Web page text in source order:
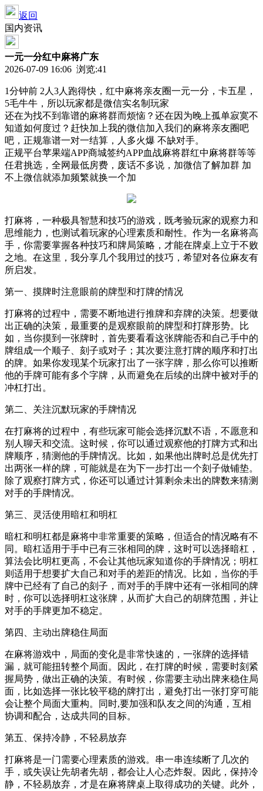
返回
国内资讯
一元一分红中麻将广东
2026-07-09 16:06 浏览:41
1分钟前 2人3人跑得快，红中麻将亲友圈一元一分，卡五星，
5毛牛牛，所以玩家都是微信实名制玩家
还在为找不到靠谱的麻将群而烦恼？还在因为晚上孤单寂寞不
知道如何度过？赶快加上我的微信加入我们的麻将亲友圈吧
吧，正规靠谱一对一结算，人多火爆 不缺对手。
正规平台苹果端APP商城签约APP血战麻将群红中麻将群等等
任君挑选，全网最低房费，废话不多说，加微信了解加群 加
不上微信就添加频繁就换一个加
打麻将，一种极具智慧和技巧的游戏，既考验玩家的观察力和
思维能力，也测试着玩家的心理素质和耐性。作为一名麻将高
手，你需要掌握各种技巧和牌局策略，才能在牌桌上立于不败
之地。在这里，我分享几个我用过的技巧，希望对各位麻友有
所启发。
第一、摸牌时注意眼前的牌型和打牌的情况
打麻将的过程中，需要不断地进行推牌和弃牌的决策。想要做
出正确的决策，最重要的是观察眼前的牌型和打牌形势。比
如，当你摸到一张牌时，首先要看看这张牌能否和自己手中的
牌组成一个顺子、刻子或对子；其次要注意打牌的顺序和打出
的牌。如果你发现某个玩家打出了一张字牌，那么你可以推断
他的手牌可能有多个字牌，从而避免在后续的出牌中被对手的
冲杠打出。
第二、关注沉默玩家的手牌情况
在打麻将的过程中，有些玩家可能会选择沉默不语，不愿意和
别人聊天和交流。这时候，你可以通过观察他的打牌方式和出
牌顺序，猜测他的手牌情况。比如，如果他出牌时总是优先打
出两张一样的牌，可能就是在为下一步打出一个刻子做铺垫。
除了观察打牌方式，你还可以通过计算剩余未出的牌数来猜测
对手的手牌情况。
第三、灵活使用暗杠和明杠
暗杠和明杠都是麻将中非常重要的策略，但适合的情况略有不
同。暗杠适用于手中已有三张相同的牌，这时可以选择暗杠，
算法会比明杠更高，不会让其他玩家知道你的手牌情况；明杠
则适用于想要扩大自己和对手的差距的情况。比如，当你的手
牌中已经有了自己的刻子，而对手的手牌中还有一张相同的牌
时，你可以选择明杠这张牌，从而扩大自己的胡牌范围，并让
对手的手牌更加不稳定。
第四、主动出牌稳住局面
在麻将游戏中，局面的变化是非常快速的，一张牌的选择错
漏，就可能扭转整个局面。因此，在打牌的时候，需要时刻紧
握局势，做出正确的决策。有时候，你需要主动出牌来稳住局
面，比如选择一张比较平稳的牌打出，避免打出一张打穿可能
会让整个局面大重构。同时,要加强和队友之间的沟通，互相
协调和配合，达成共同的目标。
第五、保持冷静，不轻易放弃
打麻将是一门需要心理素质的游戏。串一串连续断了几次的
手，或失误让先胡者先胡，都会让人心态炸裂。因此，保持冷
静，不轻易放弃，才是在麻将牌桌上取得成功的关键。此外，